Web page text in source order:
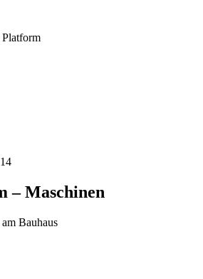
– Maschinen
Bauhaus